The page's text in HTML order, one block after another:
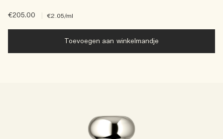
€205.00 €2.05/ml
Toevoegen aan winkelmandje